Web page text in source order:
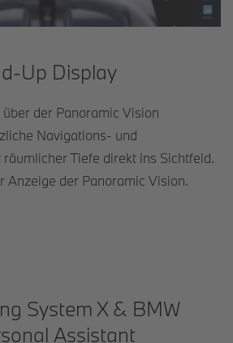
Up Display
der Panoramic Vision
Navigations- und
Tiefe direkt ins Sichtfeld.
Anzeige der Panoramic Vision.
System X & BMW
Assistant